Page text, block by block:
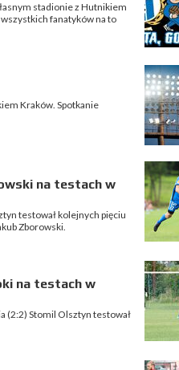
stadionie z Hutnikiem
fanatyków na to
Kraków. Spotkanie
na testach w
testował kolejnych pięciu
Zborowski.
na testach w
(2:2) Stomil Olsztyn testował